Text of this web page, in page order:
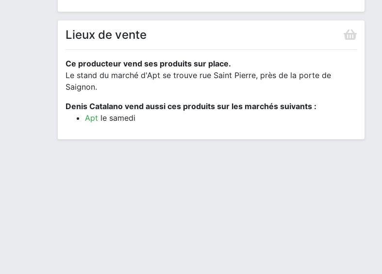
Lieux de vente
Ce producteur vend ses produits sur place.
Le stand du marché d'Apt se trouve rue Saint Pierre, près de la porte de
Saignon.
Denis Catalano vend aussi ces produits sur les marchés suivants :
Apt le samedi